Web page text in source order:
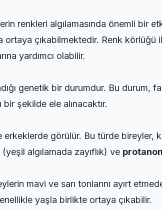
renkleri algılamasında önemli bir
ortaya çıkabilmektedir. Renk
yardımcı olabilir.
genetik bir durumdur. Bu durum,
şekilde ele alınacaktır.
görülür. Bu türde bireyler,
(yeşil algılamada zayıflık) ve
mavi ve sarı tonlarını ayırt
yaşla birlikte ortaya çıkabilir.